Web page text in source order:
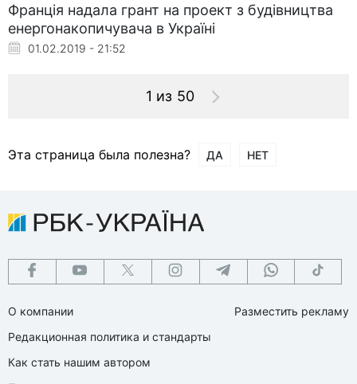
Франція надала грант на проект з будівництва
енергонакопичувача в Україні
01.02.2019 - 21:52
1 из 50
Эта страница была полезна? ДА НЕТ
О компании
Редакционная политика и стандарты
Как стать нашим автором
Разместить рекламу